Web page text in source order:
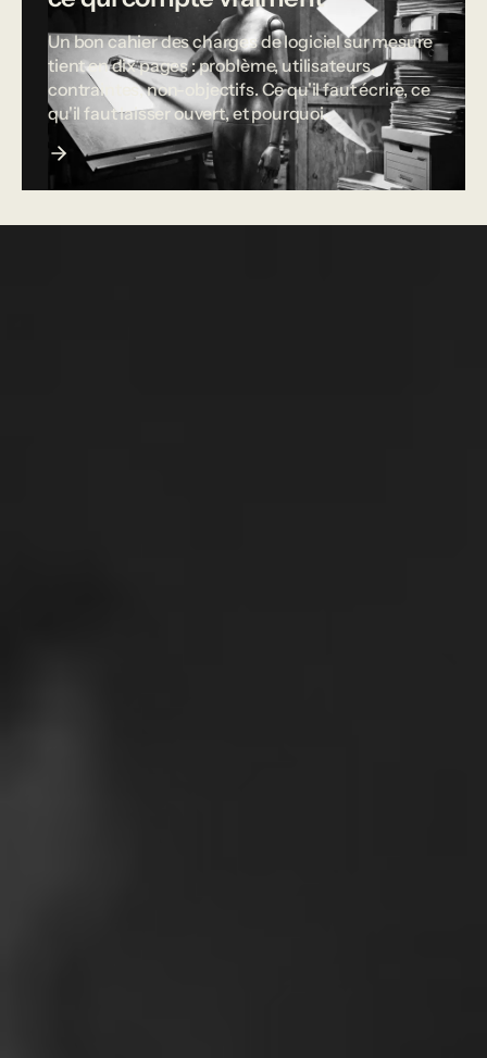
Un bon cahier des charges de logiciel sur mesure
tient en dix pages : problème, utilisateurs,
contraintes, non-objectifs. Ce qu'il faut écrire, ce
qu'il faut laisser ouvert, et pourquoi.